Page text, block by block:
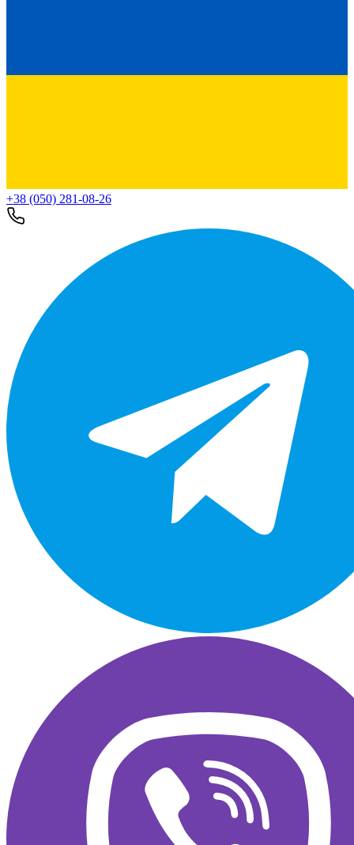
+38 (050) 281-08-26